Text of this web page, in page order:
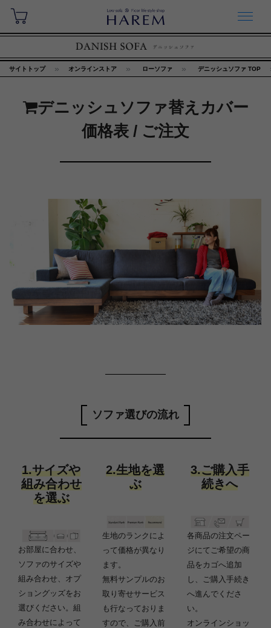
サイトトップ オンラインストア ローソファ デニッシュソファ TOP
デニッシュソファ替えカバー
価格表 / ご注文
ソファ選びの流れ
1.サイズや
組み合わせ
を選ぶ
お部屋に合わせ、
ソファのサイズや
組み合わせ、オプ
ショングッズをお
選びください。組
み合わせによって
2.生地を選
ぶ
生地のランクによ
って価格が異なり
ます。
無料サンプルのお
取り寄せサービス
も行なっておりま
すので、ご購入前
3.ご購入手
続きへ
各商品の注文ペー
ジにてご希望の商
品をカゴへ追加
し、ご購入手続き
へ進んでくださ
い。
オンラインショッ